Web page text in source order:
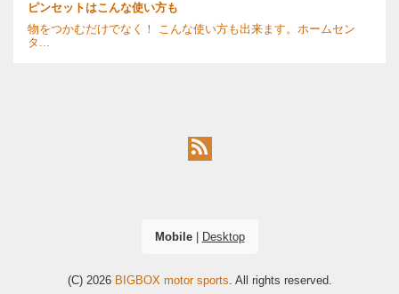
ピンセットはこんな使い方も
物をつかむだけでなく！ こんな使い方も出来ます。ホームセン
タ...
Mobile| Desktop
(C) 2026 BIGBOX motor sports . All rights reserved.